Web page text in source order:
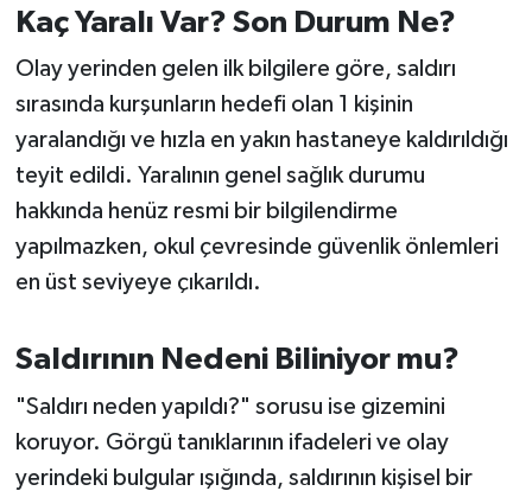
Kaç Yaralı Var? Son Durum Ne?
Olay yerinden gelen ilk bilgilere göre, saldırı
sırasında kurşunların hedefi olan 1 kişinin
yaralandığı ve hızla en yakın hastaneye kaldırıldığı
teyit edildi. Yaralının genel sağlık durumu
hakkında henüz resmi bir bilgilendirme
yapılmazken, okul çevresinde güvenlik önlemleri
en üst seviyeye çıkarıldı.
Saldırının Nedeni Biliniyor mu?
"Saldırı neden yapıldı?" sorusu ise gizemini
koruyor. Görgü tanıklarının ifadeleri ve olay
yerindeki bulgular ışığında, saldırının kişisel bir
TÜRKİYE
VİZYONDAKİLER
YAŞAM